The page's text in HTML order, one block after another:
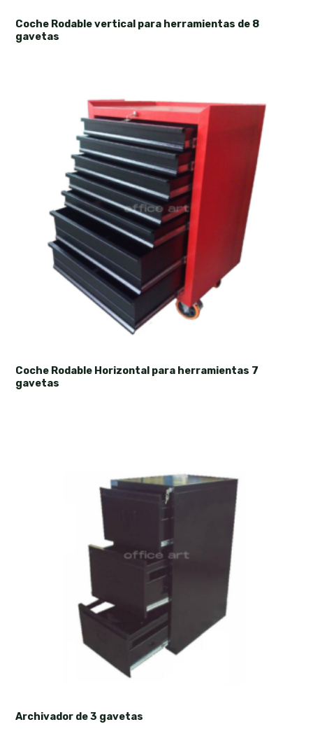
Coche Rodable vertical para herramientas de 8
gavetas
Coche Rodable Horizontal para herramientas 7
gavetas
Archivador de 3 gavetas